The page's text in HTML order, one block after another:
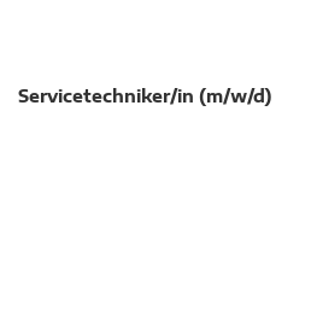
Servicetechniker/in (m/w/d)